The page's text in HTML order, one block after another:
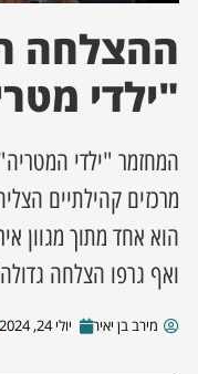
מסע מלחמה
השבוע
מקומית
עסקים
ההצלחה
"ילדי
המחזמר "ילדי
מרכזים קהילתיים
הוא אחד מתוך מגוון
ואף גרפו הצלחה
מירב בן יאיר יולי 24, 2024